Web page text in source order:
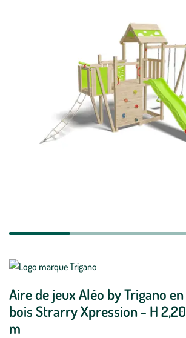
Aire de jeux Aléo by Trigano en
bois Strarry Xpression - H 2,20
m